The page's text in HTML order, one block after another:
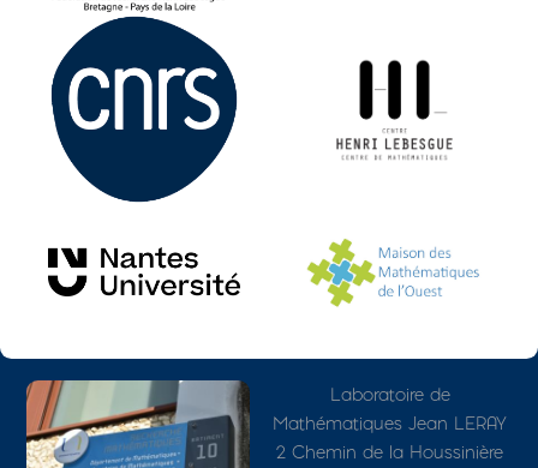
Photo Adresse détaillée
Laboratoire de
Mathématiques Jean LERAY
2 Chemin de la Houssinière